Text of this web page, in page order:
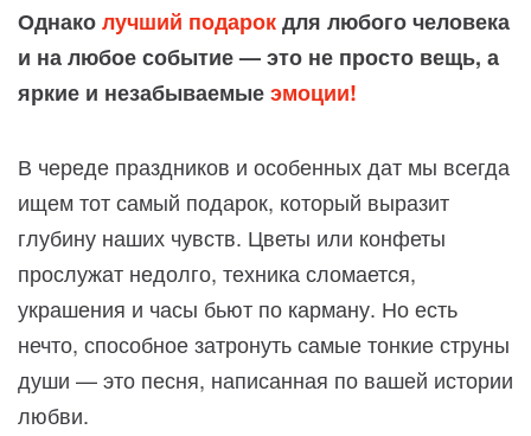
Однаколучший подарокдля любого человека
и на любое событие — это не просто вещь, а
яркие и незабываемыеэмоции!
В череде праздников и особенных дат мы всегда
ищем тот самый подарок, который выразит
глубину наших чувств. Цветы или конфеты
прослужат недолго, техника сломается,
украшения и часы бьют по карману. Но есть
нечто, способное затронуть самые тонкие струны
души — это песня, написанная по вашей истории
любви.